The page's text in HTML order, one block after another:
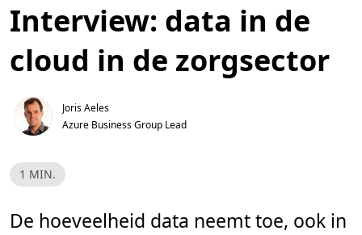
Interview: data in de
cloud in de zorgsector
Joris Aeles
Azure Business Group Lead
L
e
t
1 MIN.
De hoeveelheid data neemt toe, ook in